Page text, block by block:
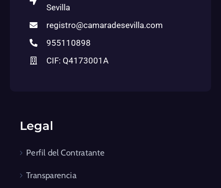
Sevilla
registro@camaradesevilla.com
955110898
CIF: Q4173001A
Legal
Perfil del Contratante
Transparencia